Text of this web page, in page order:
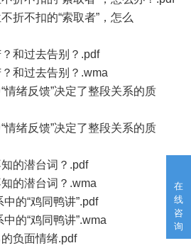
在
线
咨
询
折不扣的“索取者”，怎么
和过去告别？.pdf
和过去告别？.wma
情绪反馈”决定了整段关系的质
情绪反馈”决定了整段关系的质
的潜台词？.pdf
的潜台词？.wma
的“鸡同鸭讲”.pdf
的“鸡同鸭讲”.wma
负面情绪.pdf